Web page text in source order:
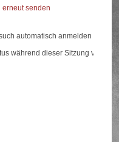
erneut senden
automatisch anmelden
während dieser Sitzung